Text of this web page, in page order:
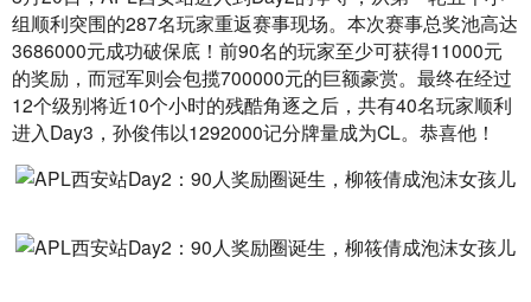
组顺利突围的287名玩家重返赛事现场。本次赛事总奖池高达
3686000元成功破保底！前90名的玩家至少可获得11000元
的奖励，而冠军则会包揽700000元的巨额豪赏。最终在经过
12个级别将近10个小时的残酷角逐之后，共有40名玩家顺利
进入Day3，孙俊伟以1292000记分牌量成为CL。恭喜他！